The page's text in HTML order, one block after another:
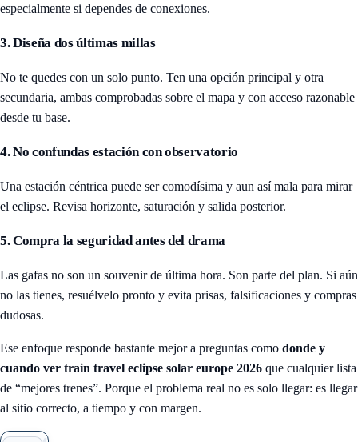
especialmente si dependes de conexiones.
3. Diseña dos últimas millas
No te quedes con un solo punto. Ten una opción principal y otra
secundaria, ambas comprobadas sobre el mapa y con acceso razonable
desde tu base.
4. No confundas estación con observatorio
Una estación céntrica puede ser comodísima y aun así mala para mirar
el eclipse. Revisa horizonte, saturación y salida posterior.
5. Compra la seguridad antes del drama
Las gafas no son un souvenir de última hora. Son parte del plan. Si aún
no las tienes, resuélvelo pronto y evita prisas, falsificaciones y compras
dudosas.
Ese enfoque responde bastante mejor a preguntas como donde y
cuando ver train travel eclipse solar europe 2026 que cualquier lista
de “mejores trenes”. Porque el problema real no es solo llegar: es llegar
al sitio correcto, a tiempo y con margen.